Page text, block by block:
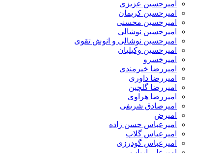
امیرحسین عزیزی
امیرحسین کریمان
امیرحسین محسنی
امیرحسین نوشالی
امیرحسین نوشالی و انوش تقوی
امیرحسین وکیلیان
امیرخسرو
امیررضا خیرمندی
امیررضا داوری
امیررضا گلچین
امیررضا هراوی
امیرصادق شریفی
امیرض
امیرعباس حسن زاده
امیرعباس گلاب
امیرعباس گودرزی